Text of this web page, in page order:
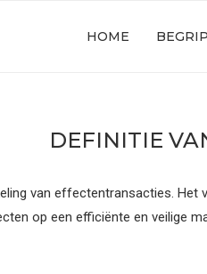
HOME
DEFINITIE
van effectentransacties.
op een efficiënte en veilige